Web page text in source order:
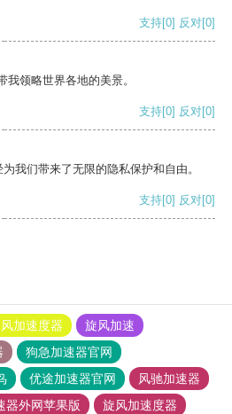
支持[0] 反对[0]
领略世界各地的美景。
支持[0] 反对[0]
我们带来了无限的隐私保护和自由。
支持[0] 反对[0]
加速度器
旋风加速
狗急加速器官网
优途加速器官网
风驰加速器
器外网苹果版
旋风加速度器